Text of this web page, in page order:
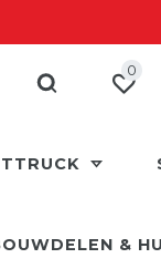
0
&